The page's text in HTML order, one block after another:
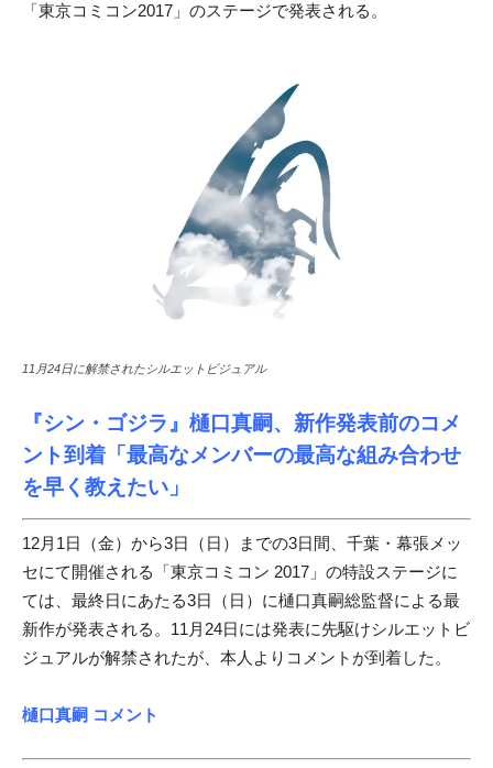
「東京コミコン2017」のステージで発表される。
11月24日に解禁されたシルエットビジュアル
『シン・ゴジラ』樋口真嗣、新作発表前のコメ
ント到着「最高なメンバーの最高な組み合わせ
を早く教えたい」
12月1日（金）から3日（日）までの3日間、千葉・幕張メッ
セにて開催される「東京コミコン 2017」の特設ステージに
ては、最終日にあたる3日（日）に樋口真嗣総監督による最
新作が発表される。11月24日には発表に先駆けシルエットビ
ジュアルが解禁されたが、本人よりコメントが到着した。
樋口真嗣 コメント